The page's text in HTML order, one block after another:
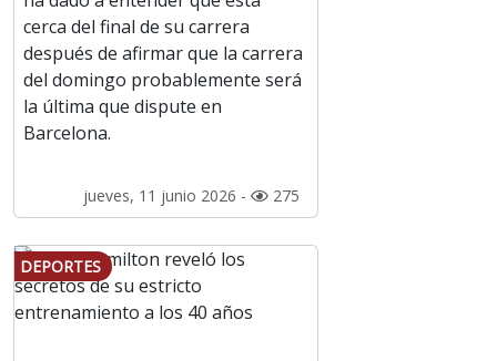
cerca del final de su carrera
después de afirmar que la carrera
del domingo probablemente será
la última que dispute en
Barcelona.
jueves, 11 junio 2026 - 275
DEPORTES